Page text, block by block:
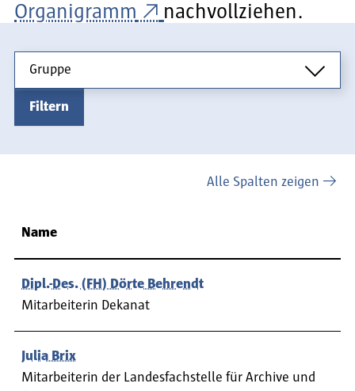
Organigramm
nachvollziehen.
Gruppe
Gruppe
Filtern
Alle Spalten zeigen
Name
Dipl.-Des. (FH) Dörte Behrendt
Mitarbeiterin Dekanat
Julia Brix
Mitarbeiterin der Landesfachstelle für Archive und